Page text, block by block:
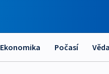
Ekonomika Počasí Věda